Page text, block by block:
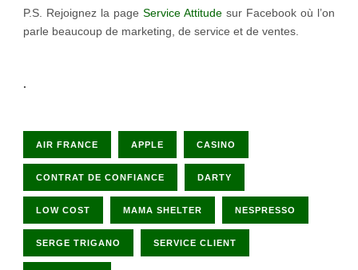
P.S. Rejoignez la page Service Attitude sur Facebook où l’on
parle beaucoup de marketing, de service et de ventes.
.
AIR FRANCE APPLE CASINO
CONTRAT DE CONFIANCE DARTY
LOW COST MAMA SHELTER NESPRESSO
SERGE TRIGANO SERVICE CLIENT